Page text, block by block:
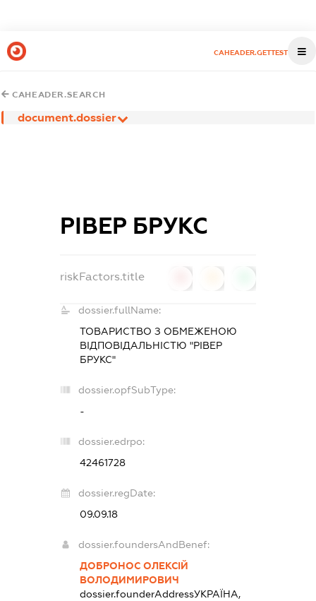
CAHEADER.GETTEST
CAHEADER.SEARCH
document.dossier
РІВЕР БРУКС
riskFactors.title
dossier.fullName:
ТОВАРИСТВО З ОБМЕЖЕНОЮ
ВІДПОВІДАЛЬНІСТЮ "РІВЕР
БРУКС"
dossier.opfSubType:
-
dossier.edrpo:
42461728
dossier.regDate:
09.09.18
dossier.foundersAndBenef:
ДОБРОНОС ОЛЕКСІЙ
ВОЛОДИМИРОВИЧ
dossier.founderAddressУКРАЇНА,